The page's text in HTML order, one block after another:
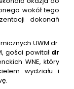
wokół tego
dokonań
UWM dr.
gości powitał dr
WNE, który
wydziału i